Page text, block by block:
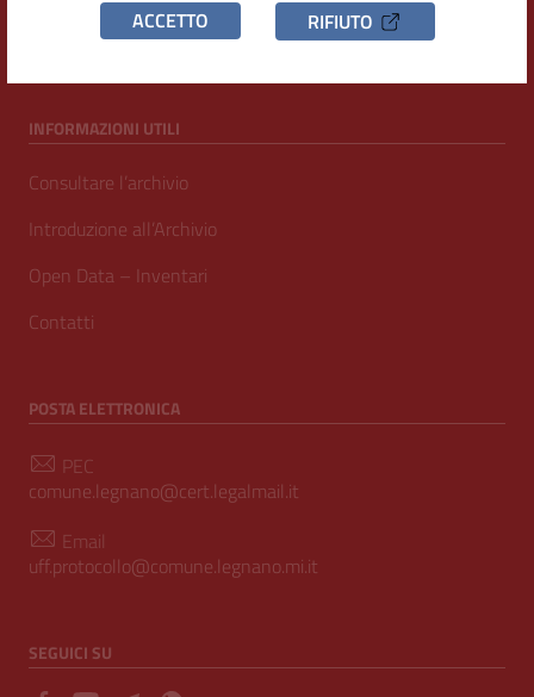
ACCETTO RIFIUTO
C.F. / P.IVA
00807960158
INFORMAZIONI UTILI
Consultare l’archivio
Introduzione all’Archivio
Open Data – Inventari
Contatti
POSTA ELETTRONICA
PEC
comune.legnano@cert.legalmail.it
Email
uff.protocollo@comune.legnano.mi.it
SEGUICI SU